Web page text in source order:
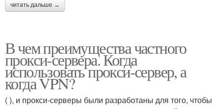
читать дальше →
В чем преимущества частного
прокси-сервера. Когда
использовать прокси-сервер, а
когда VPN?
( ), и прокси-серверы были разработаны для того, чтобы